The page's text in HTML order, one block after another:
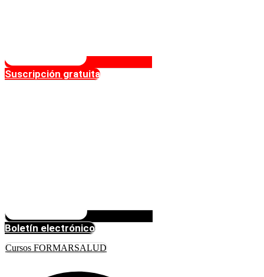
Suscripción gratuita
Boletín electrónico
Cursos FORMARSALUD